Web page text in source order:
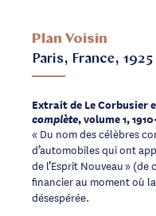
Plan Voisin
Paris, France, 1925
Extrait de Le Corbusier
complète, volume 1,
« Du nom des célèbres
d’automobiles qui ont
de l’Esprit Nouveau »
financier au moment où
désespérée.